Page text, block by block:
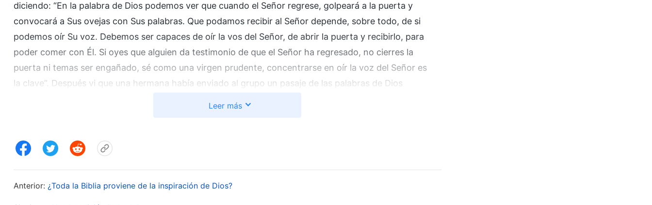
diciendo: “En la palabra de Dios podemos ver que cuando el Señor regrese, golpeará a la puerta y
convocará a Sus ovejas con Sus palabras. Que podamos recibir al Señor depende, sobre todo, de si
podemos oír Su voz. Debemos ser capaces de oír la vos del Señor, de abrir la puerta y recibirlo, para
poder comer con Él. Si oyes que alguien da testimonio de que el Señor ha regresado, no cierres la
puerta ni temas ser engañado, sé como una virgen prudente, concentrarse en oír la voz del Señor es
la clave”. Después vi que una hermana había enviado al grupo un pasaje de las palabras de Dios
que imitan a Jesús. ¡Recuerda esto! Dios no repite la misma obra. La etapa de la obra de Jesús ya ha
siempre debe ser como Jesús. Pero esta vez Dios no es así en absoluto. Si durante los últimos días,
Leer más
Anterior: ¿Toda la Biblia proviene de la inspiración de Dios?